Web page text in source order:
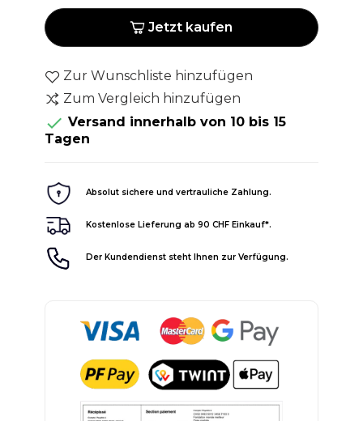
Jetzt kaufen
Zur Wunschliste hinzufügen
Zum Vergleich hinzufügen
 Versand innerhalb von 10 bis 15
Tagen
Absolut sichere und vertrauliche Zahlung.
Kostenlose Lieferung ab 90 CHF Einkauf*.
Der Kundendienst steht Ihnen zur Verfügung.